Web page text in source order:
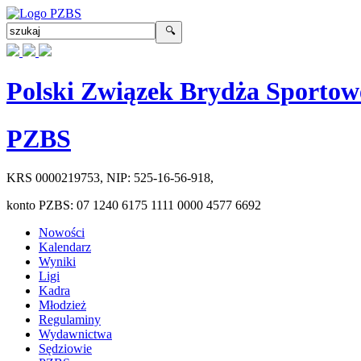
Polski Związek Brydża
PZBS
KRS 0000219753, NIP: 525-16-56-918,
konto PZBS: 07 1240 6175 1111 0000 4577 6692
Nowości
Kalendarz
Wyniki
Ligi
Kadra
Młodzież
Regulaminy
Wydawnictwa
Sędziowie